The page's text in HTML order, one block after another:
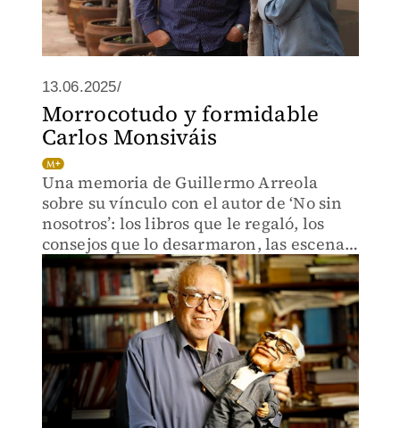
13.06.2025/
Morrocotudo y formidable
Carlos Monsiváis
Una memoria de Guillermo Arreola
sobre su vínculo con el autor de ‘No sin
nosotros’: los libros que le regaló, los
consejos que lo desarmaron, las escenas
compartidas en Tijuana y en la Portales.